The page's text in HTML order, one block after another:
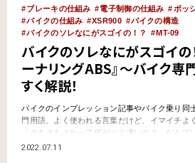
ブレーキの仕組み 電子制御の仕組み ボッ
バイクの仕組み
XSR900
バイクの構造
バイクのソレなにがスゴイの！？
MT-09
バイクのソレなにがスゴイ
ーナリングABS』～バイク専
すく解説！
バイクのインプレッション記事やバイク乗り同
門用語。よく使われる言葉だけど、イマイチよ
「そもそもそれって何がどう凄いの？ なんで
更聞けないし。そんなキーワードをわかりやす
2022.07.11